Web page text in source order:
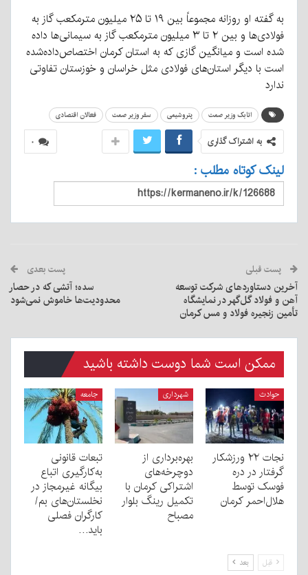
به گفته او روزانه مجموعاً بین ۱۹ تا ۲۵ میلیون مترمکعب گاز به
فولادی‌ها و بین ۲ تا ۳ میلیون مترمکعب گاز به سیمانی‌ها داده
شده است و میانگین گازی که به استان کرمان اختصاص‌داده‌شده
است با دیگر استان‌های فولادی مثل خراسان و خوزستان تفاوتی
ندارد
اتابک وزیر صمت پتروشیمی سفر وزیر صمت فعالان اقتصادی
۰ به اشتراک گذاری
لینک کوتاه مطلب :
پست قبلی
آخرین دستاوردهای شرکت توسعه
آهن و فولاد گل‌گهر در نمایشگاه
تأمین زنجیره فولاد و مس کرمان
پست بعدی
سده؛ آتشی که در حصار
محدودیت‌ها خاموش نمی‌شود
ممکن است شما دوست داشته باشید
حوادث
نجات ۲۲ ورزشکار
گرفتار در دره
فوسک توسط
هلال‌احمر کرمان
شهرداری
بهره‌برداری از
دوچرخه‌های
اشتراکی کرمان با
تکمیل رینگ بلوار
مصباح
جامعه
تبعات قانونی
به‌کارگیری اتباع
بیگانه غیرمجاز در
نخلستان‌های بم/
کارگران فصلی
باید…
قبل بعد